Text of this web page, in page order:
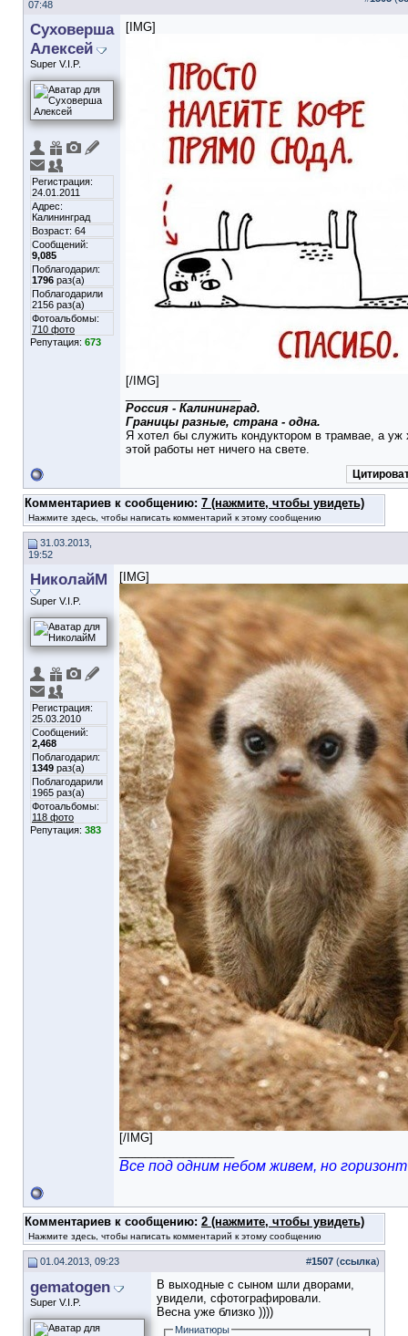
07:48
Суховерша
Алексей
Super V.I.P.
Регистрация:
24.01.2011
Адрес:
Калининград
Возраст: 64
Сообщений:
9,085
Поблагодарил:
1796 раз(а)
Поблагодарили
2156 раз(а)
Фотоальбомы:
710 фото
Репутация: 673
[IMG]
[/IMG]
Россия - Калининград.
Границы разные, страна - одна.
Я хотел бы служить кондуктором в трамвае, а уж
этой работы нет ничего на свете.
Комментариев к сообщению: 7 (нажмите, чтобы увидеть)
Нажмите здесь, чтобы написать комментарий к этому сообщению
31.03.2013,
19:52
НиколайМ
Super V.I.P.
Регистрация:
25.03.2010
Сообщений:
2,468
Поблагодарил:
1349 раз(а)
Поблагодарили
1965 раз(а)
Фотоальбомы:
118 фото
Репутация: 383
[IMG]
[/IMG]
Все под одним небом живем, но
Комментариев к сообщению: 2 (нажмите, чтобы увидеть)
Нажмите здесь, чтобы написать комментарий к этому сообщению
01.04.2013, 09:23 #1507 (ссылка)
gematogen
Super V.I.P.
В выходные с сыном шли дворами,
увидели, сфотографировали.
Весна уже близко ))))
Миниатюры